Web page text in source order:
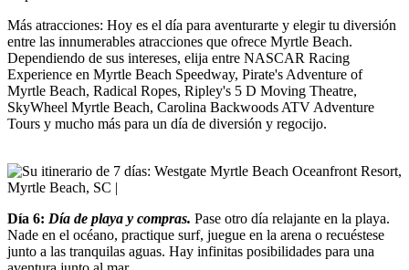
Más atracciones: Hoy es el día para aventurarte y elegir tu diversión
entre las innumerables atracciones que ofrece Myrtle Beach.
Dependiendo de sus intereses, elija entre NASCAR Racing
Experience en Myrtle Beach Speedway, Pirate's Adventure of
Myrtle Beach, Radical Ropes, Ripley's 5 D Moving Theatre,
SkyWheel Myrtle Beach, Carolina Backwoods ATV Adventure
Tours y mucho más para un día de diversión y regocijo.
Día 6: Día de playa y compras. Pase otro día relajante en la playa.
Nade en el océano, practique surf, juegue en la arena o recuéstese
junto a las tranquilas aguas. Hay infinitas posibilidades para una